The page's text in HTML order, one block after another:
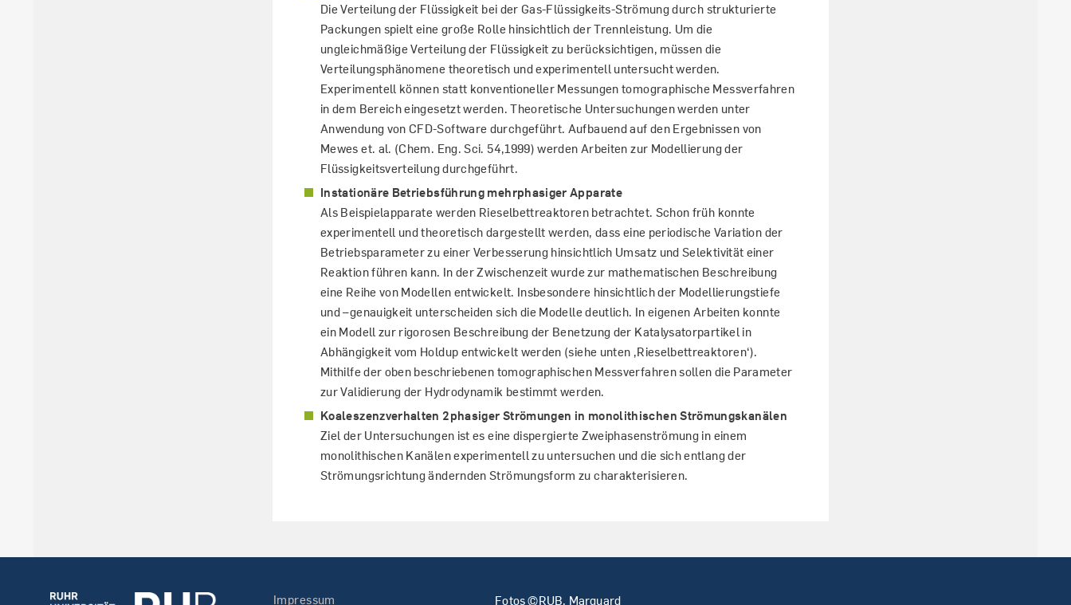
Die Verteilung der Flüssigkeit bei der Gas-Flüssigkeits-Strömung durch strukturierte
Packungen spielt eine große Rolle hinsichtlich der Trennleistung. Um die
ungleichmäßige Verteilung der Flüssigkeit zu berücksichtigen, müssen die
Verteilungsphänomene theoretisch und experimentell untersucht werden.
Experimentell können statt konventioneller Messungen tomographische Messverfahren
in dem Bereich eingesetzt werden. Theoretische Untersuchungen werden unter
Anwendung von CFD-Software durchgeführt. Aufbauend auf den Ergebnissen von
Mewes et. al. (Chem. Eng. Sci. 54,1999) werden Arbeiten zur Modellierung der
Flüssigkeitsverteilung durchgeführt.
Instationäre Betriebsführung mehrphasiger Apparate
Als Beispielapparate werden Rieselbettreaktoren betrachtet. Schon früh konnte
experimentell und theoretisch dargestellt werden, dass eine periodische Variation der
Betriebsparameter zu einer Verbesserung hinsichtlich Umsatz und Selektivität einer
Reaktion führen kann. In der Zwischenzeit wurde zur mathematischen Beschreibung
eine Reihe von Modellen entwickelt. Insbesondere hinsichtlich der Modellierungstiefe
und –genauigkeit unterscheiden sich die Modelle deutlich. In eigenen Arbeiten konnte
ein Modell zur rigorosen Beschreibung der Benetzung der Katalysatorpartikel in
Abhängigkeit vom Holdup entwickelt werden (siehe unten ‚Rieselbettreaktoren‘).
Mithilfe der oben beschriebenen tomographischen Messverfahren sollen die Parameter
zur Validierung der Hydrodynamik bestimmt werden.
Koaleszenzverhalten 2phasiger Strömungen in monolithischen Strömungskanälen
Ziel der Untersuchungen ist es eine dispergierte Zweiphasenströmung in einem
monolithischen Kanälen experimentell zu untersuchen und die sich entlang der
Strömungsrichtung ändernden Strömungsform zu charakterisieren.
Impressum Fotos ©RUB, Marquard